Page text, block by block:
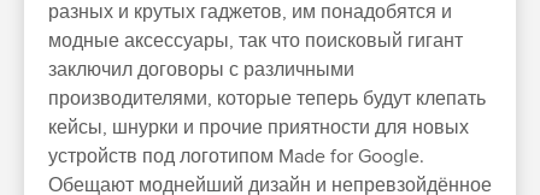
разных и крутых гаджетов, им понадобятся и
модные аксессуары, так что поисковый гигант
заключил договоры с различными
производителями, которые теперь будут клепать
кейсы, шнурки и прочие приятности для новых
устройств под логотипом Made for Google.
Обещают моднейший дизайн и непревзойдённое